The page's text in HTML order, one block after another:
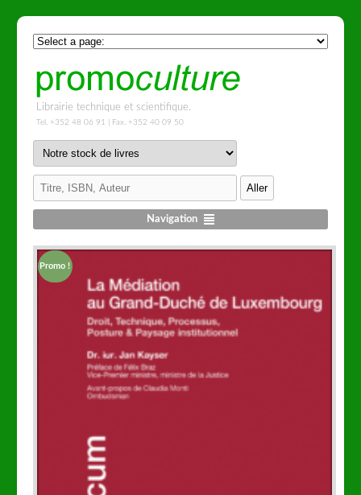
Librairie technique et scientifique.
Tel. +352 48 06 91 | Fax. +352 40 09 50
Navigation
Promo !